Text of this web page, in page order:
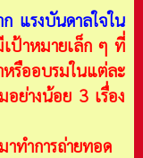
ก แรงบันดาลใจใน
เป้าหมายเล็ก ๆ ที่
หรืออบรมในแต่ละ
อย่างน้อย 3 เรื่อง
าทำการถ่ายทอด